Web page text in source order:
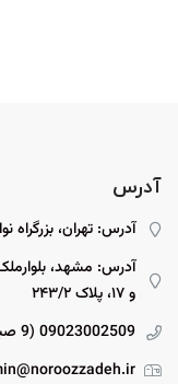
آدرس
آدرس: تهران،
و ۱۷، پلاک ۲۴۳/۲
09023002509 (9 صبح تا 5 عصر ، شنبه - پنج شنبه)